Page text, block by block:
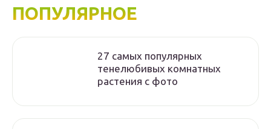
ПОПУЛЯРНОЕ
27 самых популярных
тенелюбивых комнатных
растения с фото